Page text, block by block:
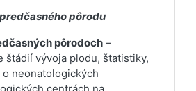
pôrodu
pôrodoch –
štádií vývoja plodu, štatistiky,
neonatologických
centrách na